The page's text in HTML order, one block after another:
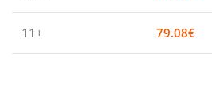
11+ 79.08€